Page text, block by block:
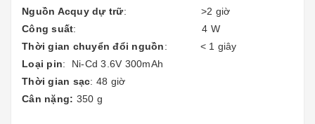
Nguồn Acquy dự trữ: >2 giờ
Công suất: 4 W
Thời gian chuyển đổi nguồn: < 1 giây
Loại pin: Ni-Cd 3.6V 300mAh
Thời gian sạc: 48 giờ
Cân nặng: 350 g